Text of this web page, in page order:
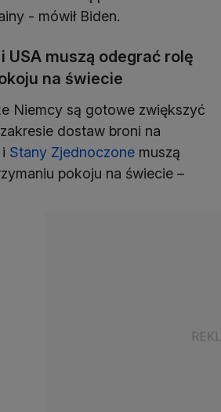
- mówił Biden.
USA muszą odegrać rolę
na świecie
Niemcy są gotowe zwiększyć
dostaw broni na
Stany Zjednoczone muszą
pokoju na świecie –